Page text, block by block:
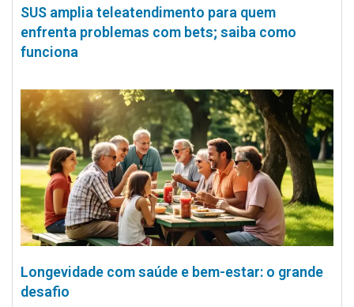
SUS amplia teleatendimento para quem
enfrenta problemas com bets; saiba como
funciona
Longevidade com saúde e bem-estar: o grande
desafio